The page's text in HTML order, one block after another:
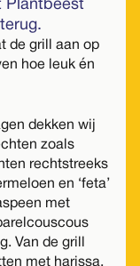
Plantbeest
de grill aan op
hoe leuk én
dekken wij
zoals
rechtstreeks
en ‘feta’
met
Van de grill
met harissa,